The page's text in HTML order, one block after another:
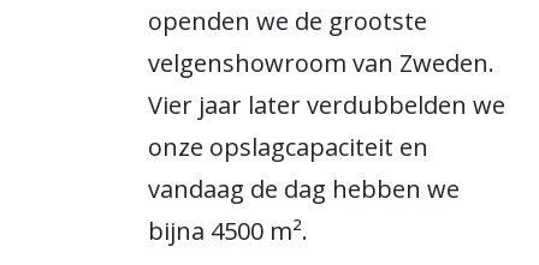
openden we de grootste
velgenshowroom van Zweden.
Vier jaar later verdubbelden we
onze opslagcapaciteit en
vandaag de dag hebben we
bijna 4500 m².